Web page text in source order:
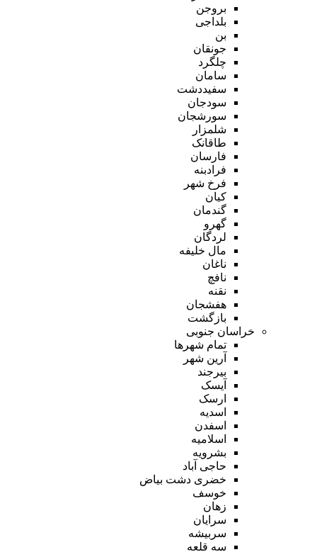
بروجن
بلداجی
بن
جونقان
چلگرد
سامان
سفیددشت
سودجان
سورشجان
شلمزار
طاقانک
فارسان
فرادبنه
فرخ شهر
کیان
گندمان
گهرو
لردگان
مال خلیفه
ناغان
نافچ
نقنه
هفشجان
بازگشت
خراسان جنوبی
تمام شهر‌ها
آرین شهر
بیرجند
آیسک
ارسک
اسدیه
اسفدن
اسلامیه
بشرویه
حاجی آباد
خضری دشت بیاض
خوسف
زهان
سرایان
سربیشه
سه قلعه